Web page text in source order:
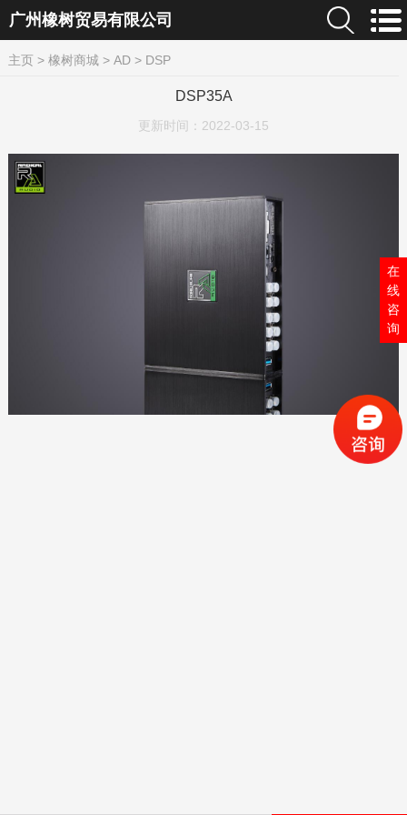
广州橡树贸易有限公司
主页> 橡树商城 > AD> DSP
DSP35A
更新时间： 2022-03-15
在
线
咨
询